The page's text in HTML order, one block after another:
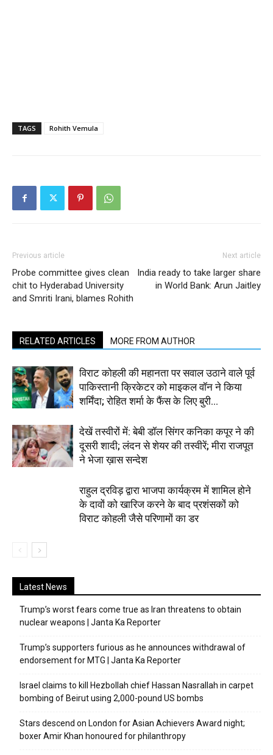
TAGS Rohith Vemula
Previous article
Probe committee gives clean
chit to Hyderabad University
and Smriti Irani, blames Rohith
Next article
India ready to take larger share
in World Bank: Arun Jaitley
RELATED ARTICLES MORE FROM AUTHOR
विराट कोहली की महानता पर सवाल उठाने वाले पूर्व
पाकिस्तानी क्रिकेटर को माइकल वॉन ने किया
शर्मिंदा; रोहित शर्मा के फैंस के लिए बुरी...
देखें तस्वीरों में: बेबी डॉल सिंगर कनिका कपूर ने की
दूसरी शादी; लंदन से शेयर की तस्वीरें; मीरा राजपूत
ने भेजा ख़ास सन्देश
राहुल द्रविड़ द्वारा भाजपा कार्यक्रम में शामिल होने
के दावों को खारिज करने के बाद प्रशंसकों को
विराट कोहली जैसे परिणामों का डर
Latest News
Trump’s worst fears come true as Iran threatens to obtain
nuclear weapons | Janta Ka Reporter
Trump’s supporters furious as he announces withdrawal of
endorsement for MTG | Janta Ka Reporter
Israel claims to kill Hezbollah chief Hassan Nasrallah in carpet
bombing of Beirut using 2,000-pound US bombs
Stars descend on London for Asian Achievers Award night;
boxer Amir Khan honoured for philanthropy